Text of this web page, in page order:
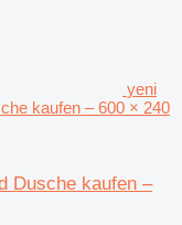
yeni
kaufen – 600 × 240
Dusche kaufen –